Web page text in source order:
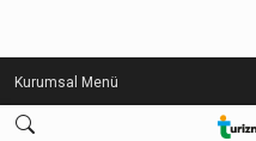
Kurumsal Menü